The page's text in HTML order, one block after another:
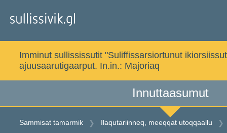
Imminut sullississutit "Suliffissarsiortunut
ajuusaarutigaarput. In.in.: Majoriaq
Innuttaasumut
Sammisat tamarmik Ilaqutariinneq, meeqqat utoqqaallu